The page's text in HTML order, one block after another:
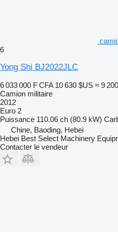
6
Yong Shi BJ2022JLC
6 033 000 F CFA 10 630 $US ≈ 9
Camion militaire
2012
Euro 2
Puissance 110.06 ch (80.9 kW)
Chine, Baoding, Hebei
Hebei Best Select Machinery
Contacter le vendeur